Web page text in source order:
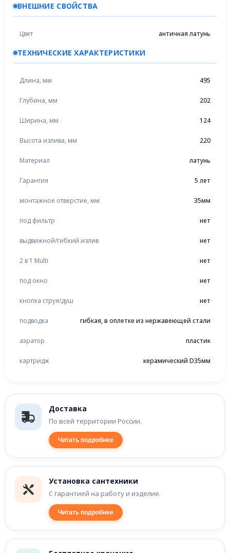
Доставка
По всей территории России.
Читать подробнее
Установка сантехники
С гарантией на работу и изделие.
Читать подробнее
ВНЕШНИЕ СВОЙСТВА
Цвет античная латунь
ТЕХНИЧЕСКИЕ ХАРАКТЕРИСТИКИ
Длина, мм 495
Глубина, мм 202
Ширина, мм 124
Высота излива, мм 220
Материал латунь
Гарантия 5 лет
монтажное отверстие, мм 35мм
под фильтр нет
выдвижной/гибкий излив нет
2 в 1 Multi нет
под окно нет
кнопка струя/душ нет
подводка гибкая, в оплетке из нержавеющей стали
аэратор пластик
картридж керамический D35мм